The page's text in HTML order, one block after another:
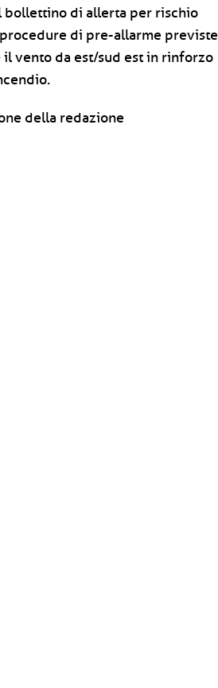
bollettino di allerta per rischio
di pre-allarme previste
vento da est/sud est in rinforzo
della redazione